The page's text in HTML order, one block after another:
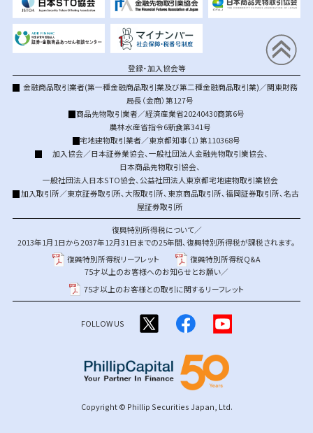
登録・加入協会等
金融商品取引業者(第一種金融商品取引業及び第二種金融商品取引業)／関東財務
局長（金商）第127号
商品先物取引業者／経済産業省20240430商第6号
農林水産省指令6新食第341号
宅地建物取引業者／東京都知事（1）第110368号
加入協会／日本証券業協会、一般社団法人金融先物取引業協会、
日本商品先物取引協会、
一般社団法人日本STO協会、公益社団法人東京都宅地建物取引業協会
加入取引所／東京証券取引所、大阪取引所、 東京商品取引所、福岡証券取引所、名古
屋証券取引所
復興特別所得税について／
2013年1月1日から2037年12月31日までの25年間、復興特別所得税が課税されます。
復興特別所得税リーフレット
復興特別所得税Q&A
75才以上のお客様へのお知らせとお願い／
75才以上のお客様との取引に関するリーフレット
FOLLOW US
Copyright © Phillip Securities Japan, Ltd.